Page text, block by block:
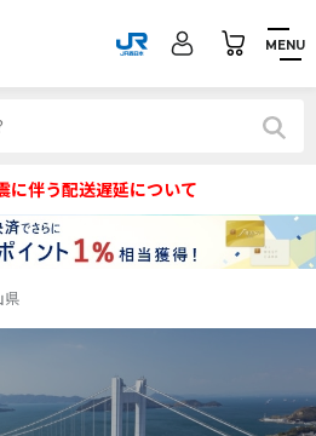
MENU
に伴う配送遅延について
県